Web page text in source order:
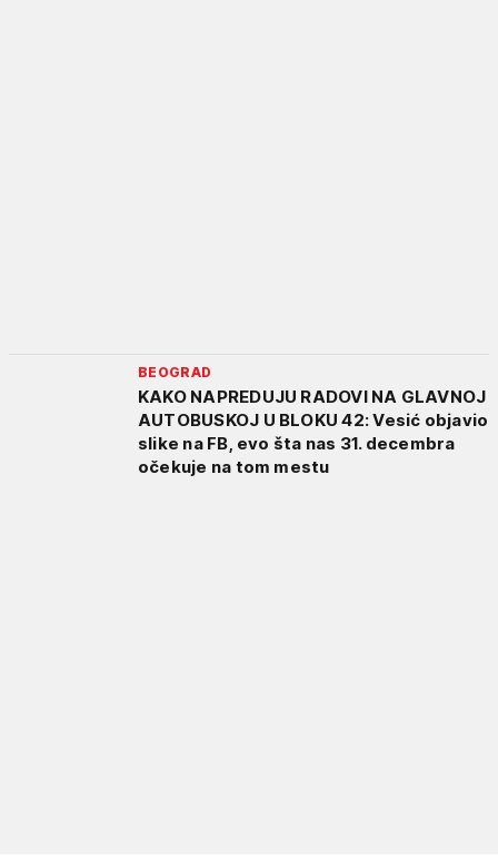
BEOGRAD
KAKO NAPREDUJU RADOVI NA GLAVNOJ
AUTOBUSKOJ U BLOKU 42: Vesić objavio
slike na FB, evo šta nas 31. decembra
očekuje na tom mestu